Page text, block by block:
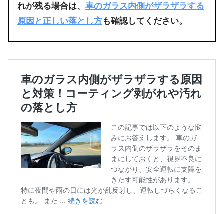
れが残る場合は、 車のガラス内側がザラザラする
原因と正しい落とし方も確認してください。